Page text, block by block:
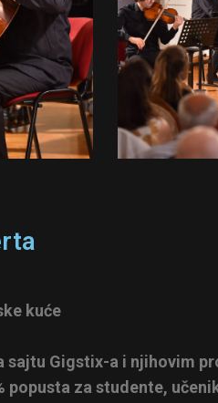
kuće
sajtu Gigstix-a i njihovim
popusta za studente,